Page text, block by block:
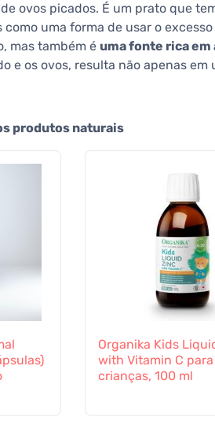
ovos picados. É um prato que
uma forma de usar o
mas também é uma fonte rica
e os ovos, resulta não apenas
produtos naturais
Organika Kids
with Vitamin C para
crianças, 100 ml